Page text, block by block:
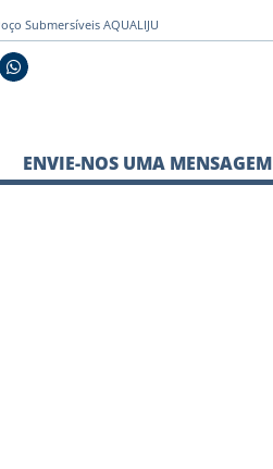
Submersíveis AQUALIJU
ENVIE-NOS UMA MENSAGEM